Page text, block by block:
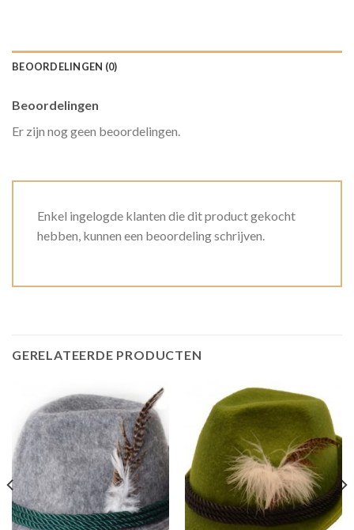
BEOORDELINGEN (0)
Beoordelingen
Er zijn nog geen beoordelingen.
Enkel ingelogde klanten die dit product gekocht
hebben, kunnen een beoordeling schrijven.
GERELATEERDE PRODUCTEN